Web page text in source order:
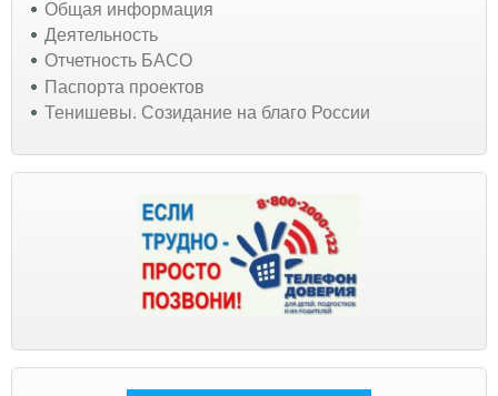
Общая информация
Деятельность
Отчетность БАСО
Паспорта проектов
Тенишевы. Созидание на благо России